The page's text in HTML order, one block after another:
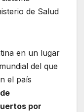
de Salud
en un lugar
del que
el país
por